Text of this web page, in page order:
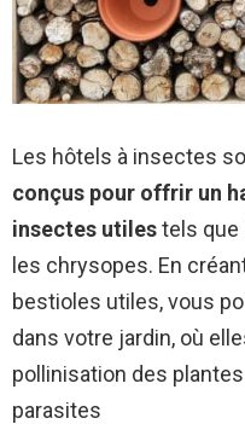
Les hôtels à insectes
conçus pour offrir un
insectes utilestels que
les chrysopes. En
bestioles utiles, vous
dans votre jardin, où
pollinisation des
parasites